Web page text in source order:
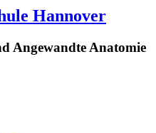
Hannover
Angewandte Anatomie